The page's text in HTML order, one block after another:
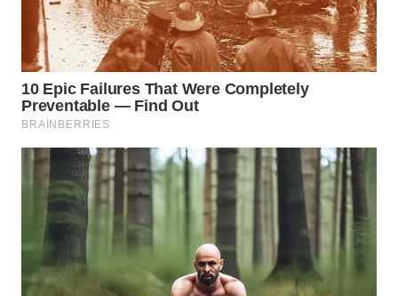
WN
SOLO
WN
BOROBUDUR
WN
MADURA
WN
SURABAYA
WN